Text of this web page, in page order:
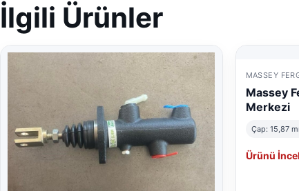
İlgili Ürünler
MASSEY
Massey
Merkezi
Çap: 15,87
Ürünü